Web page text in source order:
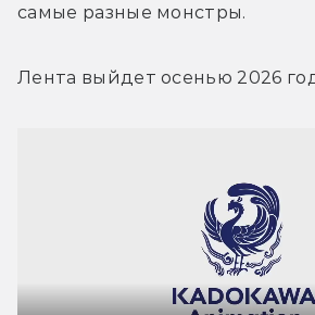
самые разные монстры.
Лента выйдет осенью 2026